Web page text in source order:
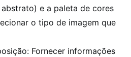
e a paleta de cores
o tipo de imagem que
Fornecer informações